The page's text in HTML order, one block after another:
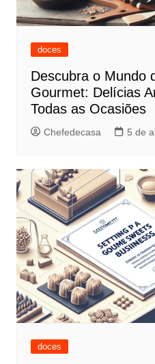
doces
Descubra o Mundo
Gourmet: Delícias
Todas as Ocasiões
Chefedecasa 5 de
doces